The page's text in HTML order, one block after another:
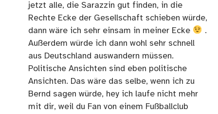
jetzt alle, die Sarazzin gut finden, in die
Rechte Ecke der Gesellschaft schieben würde,
dann wäre ich sehr einsam in meiner Ecke
.
Außerdem würde ich dann wohl sehr schnell
aus Deutschland auswandern müssen.
Politische Ansichten sind eben politische
Ansichten. Das wäre das selbe, wenn ich zu
Bernd sagen würde, hey ich laufe nicht mehr
mit dir, weil du Fan von einem Fußballclub